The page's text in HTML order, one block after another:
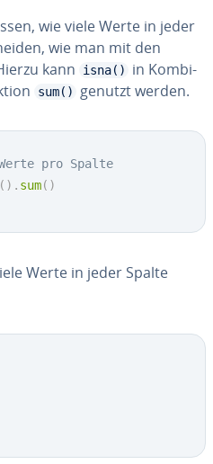
wie viele Werte in jeder
wie man mit den
kann
isna()
in Kom­bi­
sum() genutzt werden.
pro Spalte
( ) . sum( )
Werte in jeder Spalte